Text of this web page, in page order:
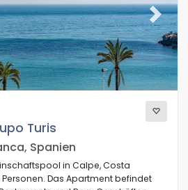
Next
Turis
Spanien
in Calpe, Costa
Das Apartment befindet